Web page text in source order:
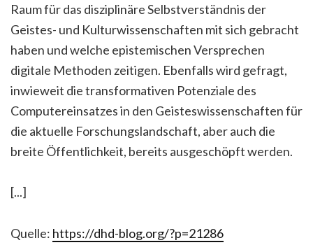
Raum für das disziplinäre Selbstverständnis der
Geistes- und Kulturwissenschaften mit sich gebracht
haben und welche epistemischen Versprechen
digitale Methoden zeitigen. Ebenfalls wird gefragt,
inwieweit die transformativen Potenziale des
Computereinsatzes in den Geisteswissenschaften für
die aktuelle Forschungslandschaft, aber auch die
breite Öffentlichkeit, bereits ausgeschöpft werden.
[...]
Quelle: https://dhd-blog.org/?p=21286